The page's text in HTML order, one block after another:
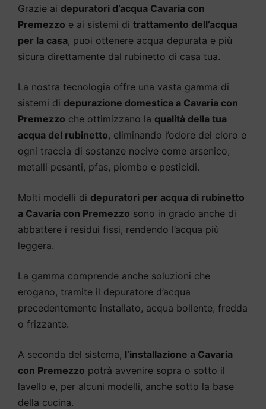
Grazie ai depuratori d’acqua Cavaria con
Premezzo e ai sistemi di trattamento dell’acqua
per la casa, puoi ottenere acqua depurata e più
sicura direttamente dal rubinetto di casa tua.
La nostra tecnologia offre una vasta gamma di
sistemi di depurazione domestica a Cavaria con
Premezzo che ottimizzano la qualità della tua
acqua del rubinetto, eliminando l’odore del cloro e
ogni traccia di sostanze nocive come arsenico,
metalli pesanti, pfas, piombo e pesticidi.
Molti modelli di depuratori per acqua di rubinetto
a Cavaria con Premezzo sono in grado anche di
abbattere i residui fissi, rendendo l’acqua più
leggera.
La gamma comprende anche soluzioni che
erogano, tramite il depuratore d’acqua
precedentemente installato, acqua bollente, fredda
o frizzante.
A seconda del sistema, l’installazione a Cavaria
con Premezzo potrà avvenire sopra o sotto il
lavello e, per alcuni modelli, anche sotto la base
della cucina.